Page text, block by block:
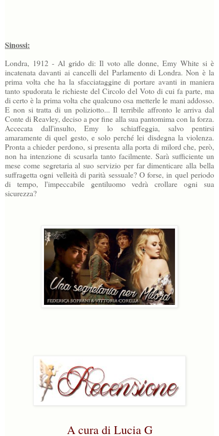
Sinossi:
Londra, 1912 - Al grido di: Il voto alle donne, Emy White si è
incatenata davanti ai cancelli del Parlamento di Londra. Non è la
prima volta che ha la sfacciataggine di portare avanti in maniera
tanto spudorata le richieste del Circolo del Voto di cui fa parte, ma
di certo è la prima volta che qualcuno osa metterle le mani addosso.
E non si tratta di un poliziotto... Il terribile affronto le arriva dal
Conte di Reavley, deciso a por fine alla sua pantomima con la forza.
Accecata dall'insulto, Emy lo schiaffeggia, salvo pentirsi
amaramente di quel gesto, e solo perché lei disdegna la violenza.
Pronta a chieder perdono, si presenta alla porta di milord che, però,
non ha intenzione di scusarla tanto facilmente. Sarà sufficiente un
mese come segretaria al suo servizio per far dimenticare alla bella
suffragetta ogni velleità di parità sessuale? O forse, in quel periodo
di tempo, l'impeccabile gentiluomo vedrà crollare ogni sua
sicurezza?
A cura di Lucia G